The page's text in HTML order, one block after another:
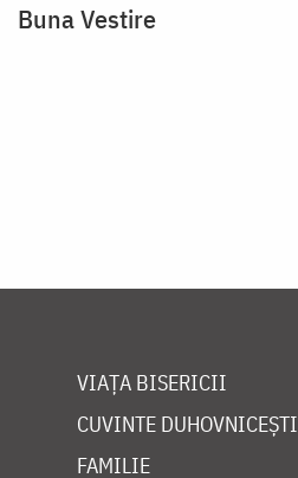
Buna Vestire
VIAȚA BISERICII
CUVINTE DUHOVNICEȘTI
FAMILIE